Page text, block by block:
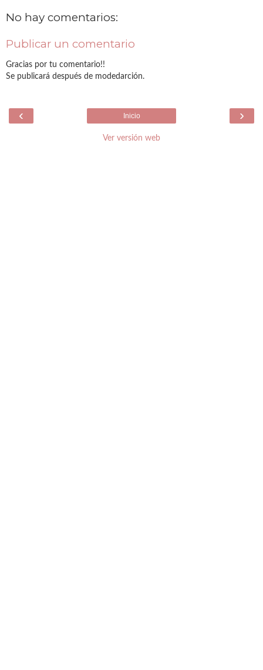
No hay comentarios:
Publicar un comentario
Gracias por tu comentario!!
Se publicará después de modedarción.
‹ ›
Inicio
Ver versión web